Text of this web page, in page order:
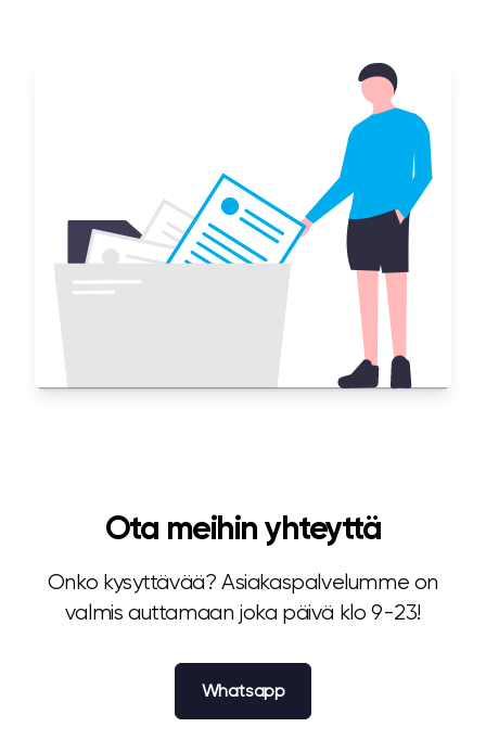
Ota meihin yhteyttä
Onko kysyttävää? Asiakaspalvelumme on
valmis auttamaan joka päivä klo 9-23!
Whatsapp